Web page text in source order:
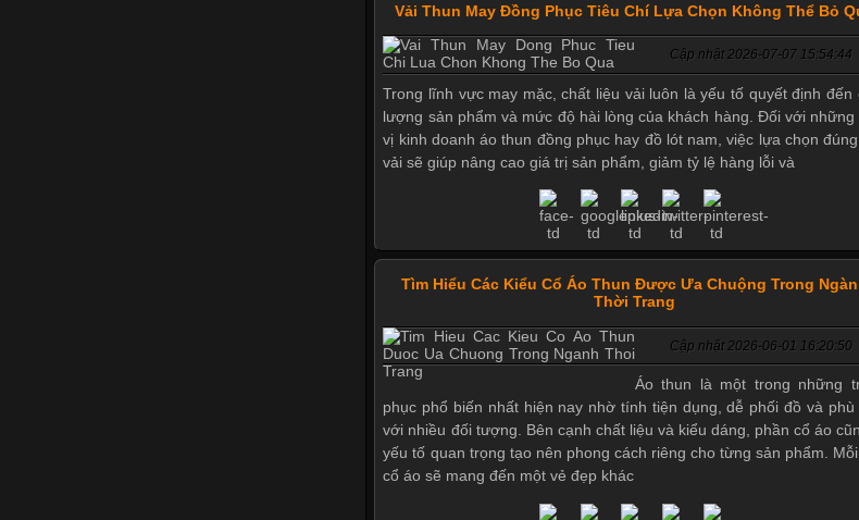
Vải Thun May Đồng Phục Tiêu Chí Lựa Chọn Không Thể Bỏ
Cập nhật 2026-07-07 15:54:44
Trong lĩnh vực may mặc, chất liệu vải luôn là yếu tố quyết định đến
lượng sản phẩm và mức độ hài lòng của khách hàng. Đối với những
vị kinh doanh áo thun đồng phục hay đồ lót nam, việc lựa chọn
vải sẽ giúp nâng cao giá trị sản phẩm, giảm tỷ lệ hàng lỗi và
Tìm Hiểu Các Kiểu Cổ Áo Thun Được Ưa Chuộng Trong
Thời Trang
Cập nhật 2026-06-01 16:20:50
Áo thun là một trong những
phục phổ biến nhất hiện nay nhờ tính tiện dụng, dễ phối đồ và phù
với nhiều đối tượng. Bên cạnh chất liệu và kiểu dáng, phần cổ áo
yếu tố quan trọng tạo nên phong cách riêng cho từng sản phẩm.
cổ áo sẽ mang đến một vẻ đẹp khác